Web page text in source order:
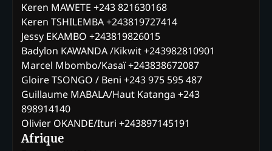
Keren MAWETE +243 821630168
Keren TSHILEMBA +243819727414
Jessy EKAMBO +243819826015
Badylon KAWANDA /Kikwit +243982810901
Marcel Mbombo/Kasaï +243838672087
Gloire TSONGO / Beni +243 975 595 487
Guillaume MABALA/Haut Katanga +243
898914140
Olivier OKANDE/Ituri +243897145191
Afrique